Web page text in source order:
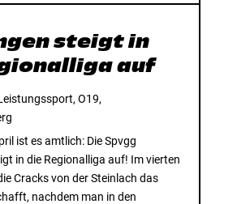
steigt in
auf
, O19,
ist es amtlich: Die Spvgg
in die Regionalliga auf! Im vierten
Cracks von der Steinlach das
nachdem man in den